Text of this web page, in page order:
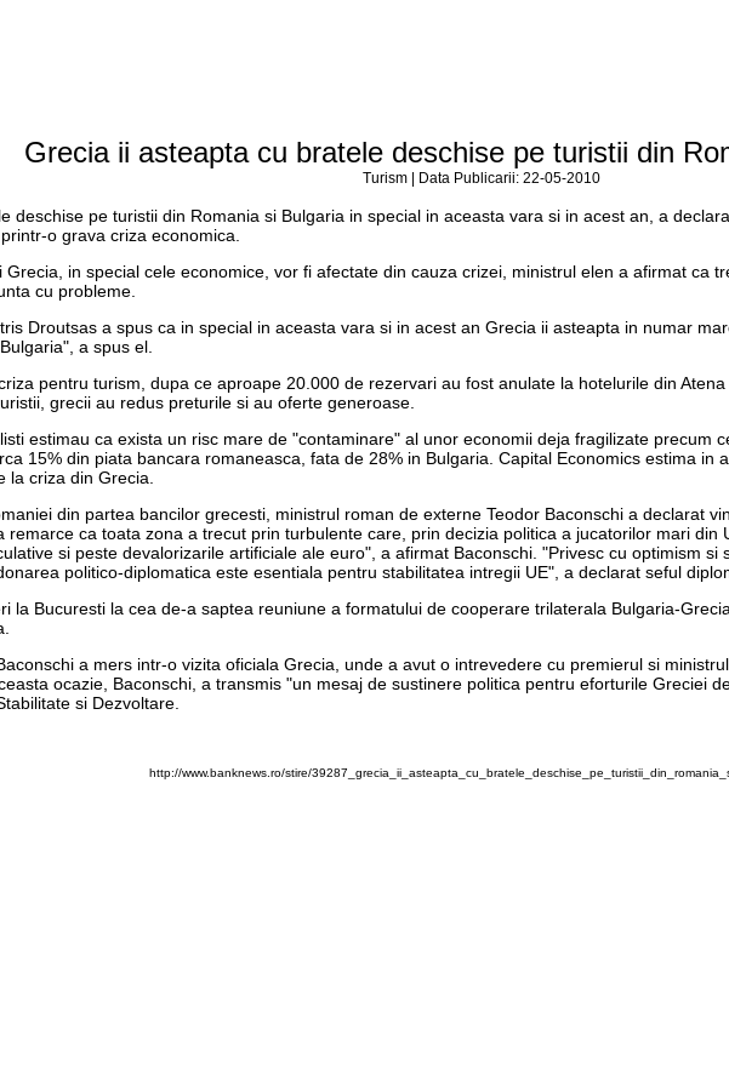
Grecia ii asteapta cu bratele deschise pe turistii din
Turism | Data Publicarii: 22-05-2010
deschise pe turistii din Romania si Bulgaria in special in aceasta vara si in acest an, a
o grava criza economica.
in special cele economice, vor fi afectate din cauza crizei, ministrul elen a afirmat ca
cu probleme.
Droutsas a spus ca in special in aceasta vara si in acest an Grecia ii asteapta in numar
a spus el.
pentru turism, dupa ce aproape 20.000 de rezervari au fost anulate la hotelurile din
grecii au redus preturile si au oferte generoase.
estimau ca exista un risc mare de "contaminare" al unor economii deja fragilizate precum
15% din piata bancara romaneasca, fata de 28% in Bulgaria. Capital Economics estima
la criza din Grecia.
din partea bancilor grecesti, ministrul roman de externe Teodor Baconschi a declarat
ca toata zona a trecut prin turbulente care, prin decizia politica a jucatorilor mari
si peste devalorizarile artificiale ale euro", a afirmat Baconschi. "Privesc cu optimism
politico-diplomatica este esentiala pentru stabilitatea intregii UE", a declarat seful
la Bucuresti la cea de-a saptea reuniune a formatului de cooperare trilaterala Bulgaria-
a mers intr-o vizita oficiala Grecia, unde a avut o intrevedere cu premierul si
ocazie, Baconschi, a transmis "un mesaj de sustinere politica pentru eforturile Greciei
si Dezvoltare.
http://www.banknews.ro/stire/